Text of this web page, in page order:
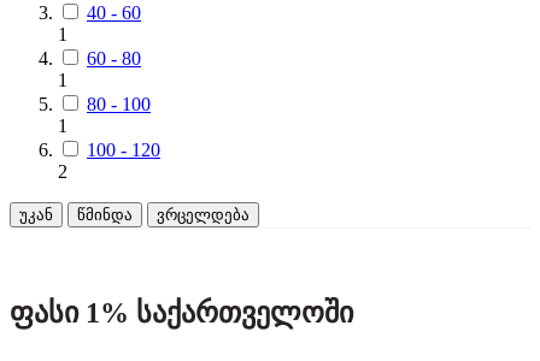
40 - 60
1
60 - 80
1
80 - 100
1
100 - 120
2
უკან წმინდა ვრცელდება
ფასი 1% საქართველოში